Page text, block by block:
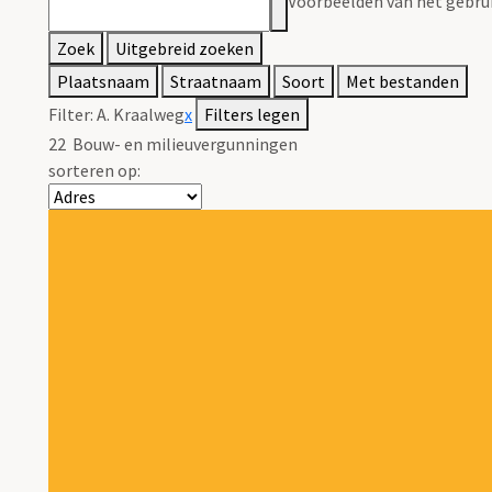
Zoek
Uitgebreid zoeken
Plaatsnaam
Straatnaam Soort
Met bestanden
Filter: A. Kraalwegx Filters legen
22 Bouw- en milieuvergunningen
sorteren op: